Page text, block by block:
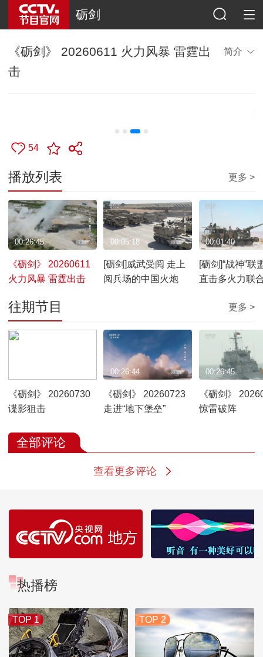
砺剑
《砺剑》 20260611 火力风暴 雷霆出
击
简介
54
播放列表 更多 >
《砺剑》 20260611
火力风暴 雷霆出击
00:26:45
[砺剑]威武受阅 走上
阅兵场的中国火炮
00:05:18
[砺剑]“战神”联
直击多火力联
00:01:40
往期节目 更多 >
《砺剑》 20260730
谍影狙击
《砺剑》 20260723
走进“地下堡垒”
00:26:44
《砺剑》
惊雷破阵
00:26:45
全部评论
查看更多评论
热播榜
TOP 1 TOP 2